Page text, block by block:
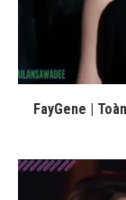
FayGene |